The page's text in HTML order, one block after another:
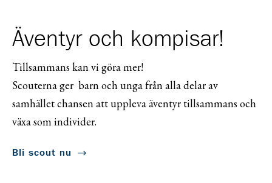
Äventyr och kompisar!
Tillsammans kan vi göra mer!
Scouterna ger barn och unga från alla delar av
samhället chansen att uppleva äventyr tillsammans och
växa som individer.
Bli scout nu